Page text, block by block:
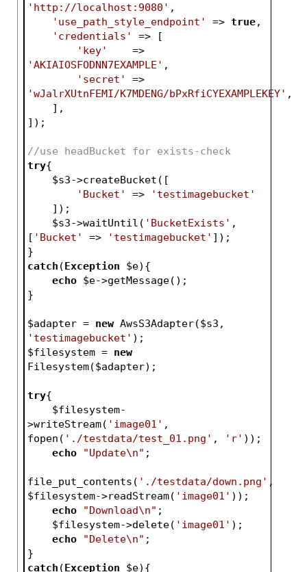
'http://localhost:9080' ,
'use_path_style_endpoint'
=> true,
'credentials'
=> [
'key'
'AKIAIOSFODNN7EXAMPLE' ,
'secret'
'wJalrXUtnFEMI/K7MDENG/bPxRfiCYEXAMPLEKEY' ,
    ],
]);
//use headBucket for exists-check
try{
$s3->createBucket([
'Bucket'
=>
'testimagebucket'
    ]);
$s3->waitUntil( 'BucketExists' ,
[ 'Bucket' => 'testimagebucket' ]);
}
catch (Exception $e){
echo $e->getMessage();
}
$adapter = new AwsS3Adapter($s3
'testimagebucket' );
$filesystem = new
Filesystem($adapter);
try{
$filesystem-
>writeStream( 'image01' ,
fopen( './testdata/test_01.png' , 'r' ));
echo
"Update\n" ;
file_put_contents( './testdata/down.png'
$filesystem->readStream( 'image01' ));
echo
"Download\n" ;
$filesystem->delete( 'image01' );
echo
"Delete\n" ;
}
catch (Exception $e){